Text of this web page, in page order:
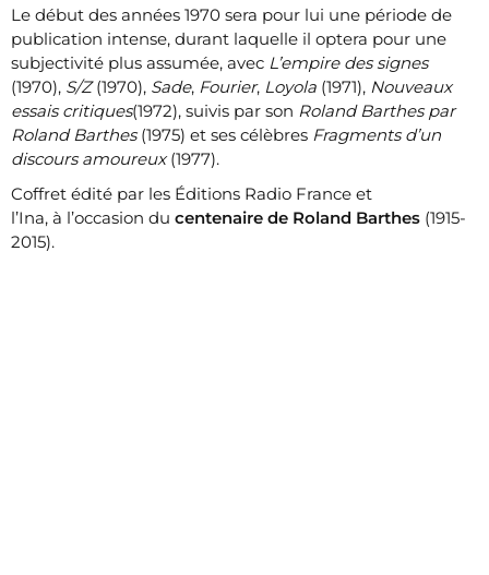
Le début des années 1970 sera pour lui une période de
publication intense, durant laquelle il optera pour une
subjectivité plus assumée, avec L’empire des signes
(1970), S/Z(1970), Sade, Fourier, Loyola (1971), Nouveaux
essais critiques(1972), suivis par son Roland Barthes par
Roland Barthes(1975) et ses célèbres Fragments d’un
discours amoureux(1977).
Coffret édité par les Éditions Radio France et
l’Ina, à l’occasion du centenaire de Roland Barthes (1915-
2015).